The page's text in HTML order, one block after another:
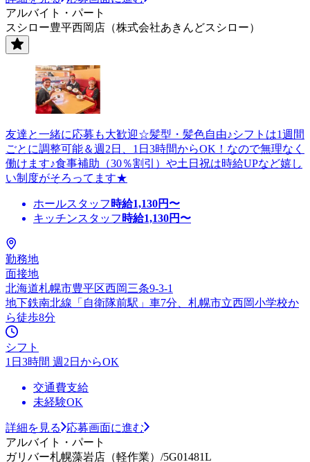
アルバイト・パート
スシロー豊平西岡店（株式会社あきんどスシロー）
友達と一緒に応募も大歓迎☆髪型・髪色自由♪シフトは1週間
ごとに調整可能＆週2日、1日3時間からOK！なので無理なく
働けます♪食事補助（30％割引）や土日祝は時給UPなど嬉し
い制度がそろってます★
ホールスタッフ 時給1,130円〜
キッチンスタッフ 時給1,130円〜
勤務地
面接地
北海道札幌市豊平区西岡三条9-3-1
地下鉄南北線「自衛隊前駅」車7分、札幌市立西岡小学校か
ら徒歩8分
シフト
1日3時間 週2日からOK
交通費支給
未経験OK
詳細を見る
応募画面に進む
アルバイト・パート
ガリバー札幌藻岩店（軽作業）/5G01481L